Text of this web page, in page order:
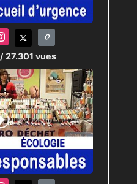
/ 27.301 vues